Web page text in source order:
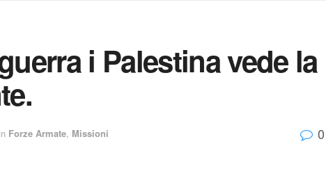
i Palestina vede la
in Forze Armate, Missioni 0